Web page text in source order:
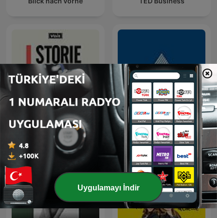
STORIE DI BRAND
İnsan Kaynakları Yönetimi
Bölümü / Yeditepe
Üniversitesi
Uygulamayı İndir